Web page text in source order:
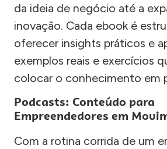
da ideia de negócio até a
inovação. Cada ebook é
oferecer insights práticos e
exemplos reais e exercícios
colocar o conhecimento em
Podcasts: Conteúdo para
Empreendedores em
Com a rotina corrida de um